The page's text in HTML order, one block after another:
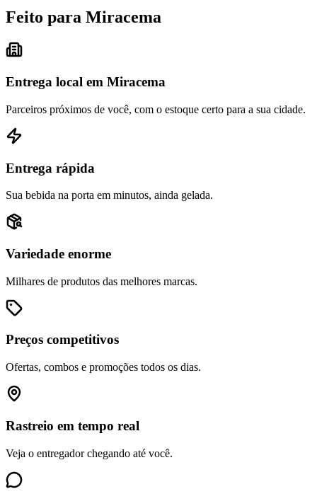
Feito para Miracema
Entrega local em Miracema
Parceiros próximos de você, com o estoque certo para a sua cidade.
Entrega rápida
Sua bebida na porta em minutos, ainda gelada.
Variedade enorme
Milhares de produtos das melhores marcas.
Preços competitivos
Ofertas, combos e promoções todos os dias.
Rastreio em tempo real
Veja o entregador chegando até você.